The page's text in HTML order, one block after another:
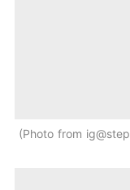
Photo from